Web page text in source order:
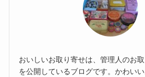
おいしいお取り寄せは、管理人のお
を公開しているブログです。かわい